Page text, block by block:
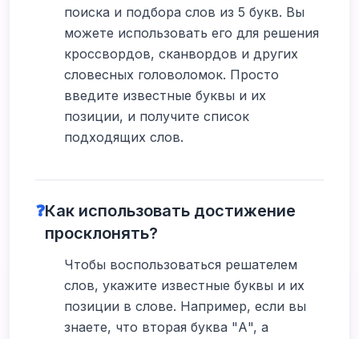
поиска и подбора слов из 5 букв. Вы
можете использовать его для решения
кроссвордов, сканвордов и других
словесных головоломок. Просто
введите известные буквы и их
позиции, и получите список
подходящих слов.
❓Как использовать достижение
просклонять?
Чтобы воспользоваться решателем
слов, укажите известные буквы и их
позиции в слове. Например, если вы
знаете, что вторая буква "А", а